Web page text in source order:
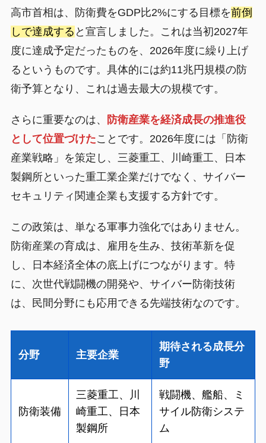
高市首相は、防衛費をGDP比2%にする目標を前倒
しで達成する と宣言しました。これは当初2027年
度に達成予定だったものを、2026年度に繰り上げ
るというものです。具体的には約11兆円規模の防
衛予算となり、これは過去最大の規模です。
さらに重要なのは、
防衛産業を経済成長の推進役
として位置づけたことです。2026年度には「防衛
産業戦略」を策定し、三菱重工、川崎重工、日本
製鋼所といった重工業企業だけでなく、サイバー
セキュリティ関連企業も支援する方針です。
この政策は、単なる軍事力強化ではありません。
防衛産業の育成は、雇用を生み、技術革新を促
し、日本経済全体の底上げにつながります。特
に、次世代戦闘機の開発や、サイバー防衛技術
は、民間分野にも応用できる先端技術なのです。
分野 主要企業
期待される成長分
野
防衛装備
三菱重工、川
崎重工、日本
製鋼所
戦闘機、艦船、ミ
サイル防衛システ
ム